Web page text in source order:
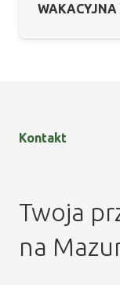
WAKACYJNA
Kontakt
Twoja
na